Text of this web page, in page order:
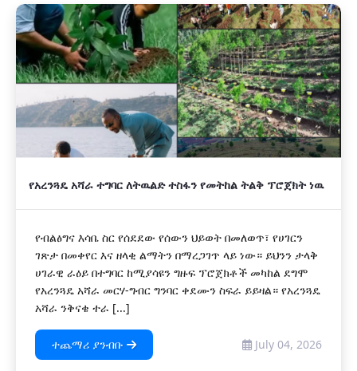
አዲስ
የአረንጓዴ አሻራ ተግባር ለትዉልድ ተስፋን የመትከል ትልቅ ፕሮጀክት ነዉ
የብልፅግና እሳቤ ስር የሰደደው የሰውን ህይወት በመለወጥ፣ የሀገርን
ገጽታ በመቀየር እና ዘላቂ ልማትን በማረጋገጥ ላይ ነው። ይህንን ታላቅ
ሀገራዊ ራዕይ በተግባር ከሚያሳዩን ግዙፍ ፕሮጀክቶች መካከል ደግሞ
የአረንጓዴ አሻራ መርሃ-ግብር ግንባር ቀደሙን ስፍራ ይይዛል። የአረንጓዴ
አሻራ ንቅናቄ ተራ [...]
ተጨማሪ ያንብቡ July 04, 2026